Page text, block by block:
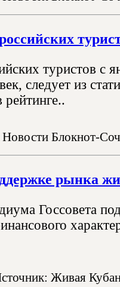
туристов с
следует из
Блокнот-
рынка
Госсовета
Живая